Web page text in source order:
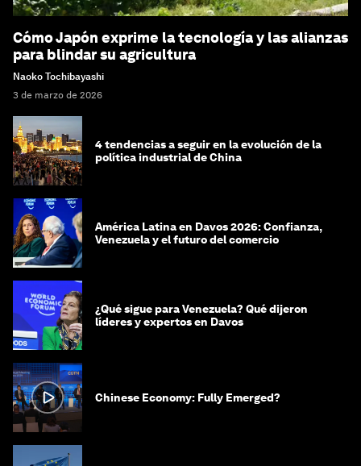
Cómo Japón exprime la tecnología y las alianzas
para blindar su agricultura
Naoko Tochibayashi
3 de marzo de 2026
4 tendencias a seguir en la evolución de la
política industrial de China
América Latina en Davos 2026: Confianza,
Venezuela y el futuro del comercio
¿Qué sigue para Venezuela? Qué dijeron
líderes y expertos en Davos
Chinese Economy: Fully Emerged?